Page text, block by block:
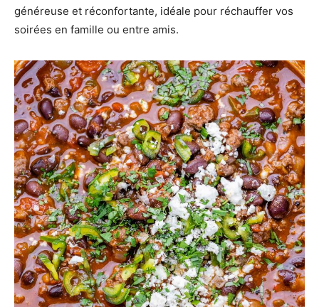
généreuse et réconfortante, idéale pour réchauffer vos
soirées en famille ou entre amis.